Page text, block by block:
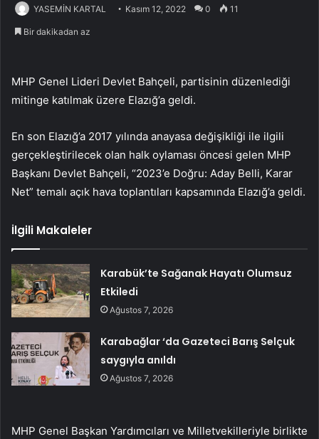
YASEMİN KARTAL Kasım 12, 2022 0 11
Bir dakikadan az
MHP Genel Lideri Devlet Bahçeli, partisinin düzenlediği
mitinge katılmak üzere Elazığ’a geldi.
En son Elazığ’a 2017 yılında anayasa değişikliği ile ilgili
gerçekleştirilecek olan halk oylaması öncesi gelen MHP
Başkanı Devlet Bahçeli, “2023’e Doğru: Aday Belli, Karar
Net” temalı açık hava toplantıları kapsamında Elazığ’a geldi.
İlgili Makaleler
Karabük’te Sağanak Hayatı Olumsuz
Etkiledi
Ağustos 7, 2026
Karabağlar ‘da Gazeteci Barış Selçuk
saygıyla anıldı
Ağustos 7, 2026
MHP Genel Başkan Yardımcıları ve Milletvekilleriyle birlikte